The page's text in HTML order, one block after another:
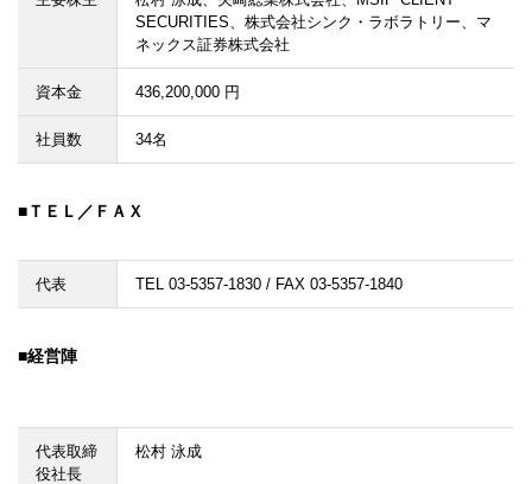
SECURITIES、株式会社シンク・ラボラトリー、マ
ネックス証券株式会社
資本金 436,200,000 円
社員数 34名
ＴＥＬ／ＦＡＸ
代表 TEL 03-5357-1830 / FAX 03-5357-1840
経営陣
代表取締
役社長
松村 泳成